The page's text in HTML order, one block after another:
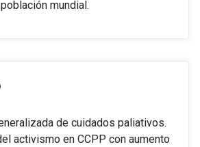
mundial.
de cuidados paliativos.
activismo en CCPP con aumento